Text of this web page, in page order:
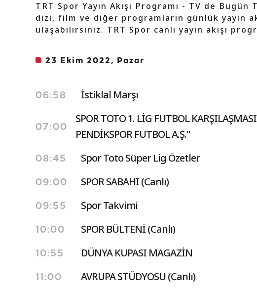
TRT Spor Yayın Akışı Programı - TV de
dizi, film ve diğer programların günlük yayın
ulaşabilirsiniz. TRT Spor canlı yayın akışı
23 Ekim 2022, Pazar
06:58 İstiklal Marşı
07:00
SPOR TOTO 1. LİG FUTBOL
PENDİKSPOR FUTBOL A.Ş."
08:45 Spor Toto Süper Lig Özetler
09:00 SPOR SABAHI (Canlı)
09:55 Spor Takvimi
10:00 SPOR BÜLTENİ (Canlı)
10:55 DÜNYA KUPASI MAGAZİN
11:00 AVRUPA STÜDYOSU (Canlı)